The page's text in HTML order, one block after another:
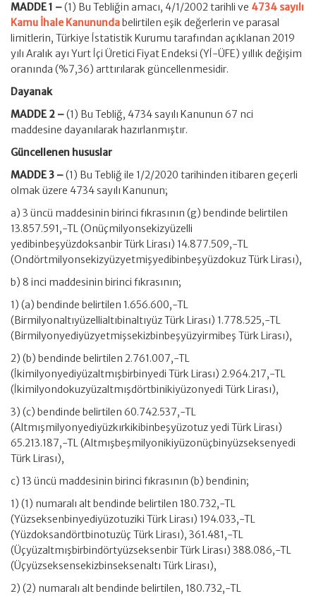
MADDE 1 –(1) Bu Tebliğin amacı, 4/1/2002 tarihli ve 4734 sayılı
Kamu İhale Kanunundabelirtilen eşik değerlerin ve parasal
limitlerin, Türkiye İstatistik Kurumu tarafından açıklanan 2019
yılı Aralık ayı Yurt İçi Üretici Fiyat Endeksi (Yİ-ÜFE) yıllık değişim
oranında (%7,36) arttırılarak güncellenmesidir.
Dayanak
MADDE 2 –(1) Bu Tebliğ, 4734 sayılı Kanunun 67 nci
maddesine dayanılarak hazırlanmıştır.
Güncellenen hususlar
MADDE 3 –(1) Bu Tebliğ ile 1/2/2020 tarihinden itibaren geçerli
olmak üzere 4734 sayılı Kanunun;
a) 3 üncü maddesinin birinci fıkrasının (g) bendinde belirtilen
13.857.591,-TL (Onüçmilyonsekizyüzelli
yedibinbeşyüzdoksanbir Türk Lirası) 14.877.509,-TL
(Ondörtmilyonsekizyüzyetmişyedibinbeşyüzdokuz Türk Lirası),
b) 8 inci maddesinin birinci fıkrasının;
1) (a) bendinde belirtilen 1.656.600,-TL
(Birmilyonaltıyüzellialtıbinaltıyüz Türk Lirası) 1.778.525,-TL
(Birmilyonyediyüzyetmişsekizbinbeşyüzyirmibeş Türk Lirası),
2) (b) bendinde belirtilen 2.761.007,-TL
(İkimilyonyediyüzaltmışbirbinyedi Türk Lirası) 2.964.217,-TL
(İkimilyondokuzyüzaltmışdörtbinikiyüzonyedi Türk Lirası),
3) (c) bendinde belirtilen 60.742.537,-TL
(Altmışmilyonyediyüzkırkikibinbeşyüzotuz yedi Türk Lirası)
65.213.187,-TL (Altmışbeşmilyonikiyüzonüçbinyüzseksenyedi
Türk Lirası),
c) 13 üncü maddesinin birinci fıkrasının (b) bendinin;
1) (1) numaralı alt bendinde belirtilen 180.732,-TL
(Yüzseksenbinyediyüzotuziki Türk Lirası) 194.033,-TL
(Yüzdoksandörtbinotuzüç Türk Lirası), 361.481,-TL
(Üçyüzaltmışbirbindörtyüzseksenbir Türk Lirası) 388.086,-TL
(Üçyüzseksensekizbinseksenaltı Türk Lirası),
2) (2) numaralı alt bendinde belirtilen, 180.732,-TL